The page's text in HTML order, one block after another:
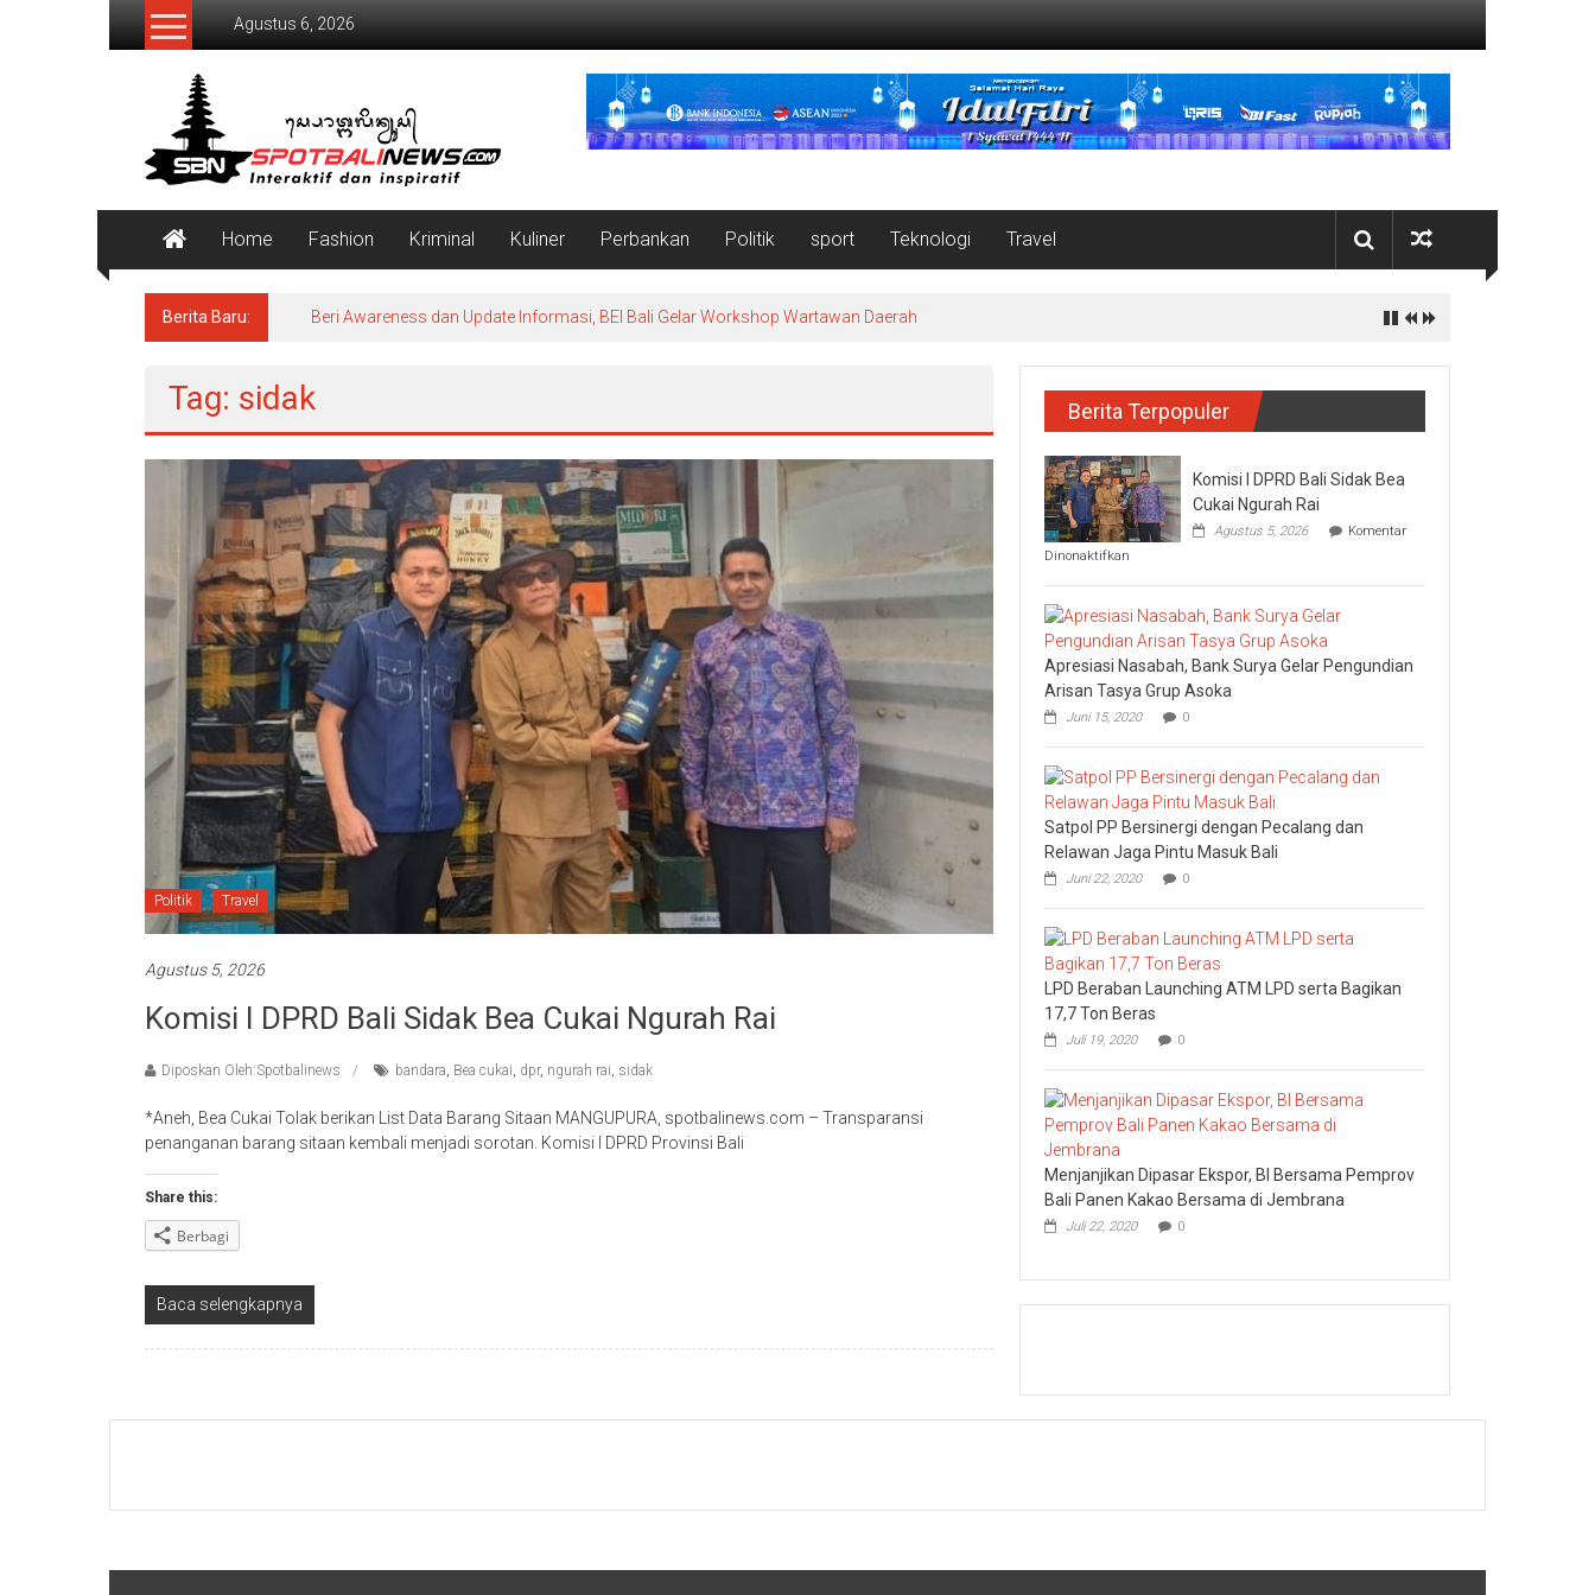
Lompat
Agustus 6, 2026
SpotBaliNews
Home Fashion Kriminal Kuliner Perbankan Politik sport Teknologi Travel
Berita Baru: Beri Awareness dan Update Informasi, BEI Bali Gelar Workshop Wartawan Daerah
Tag: sidak
Politik Travel
Agustus 5, 2026
Komisi I DPRD Bali Sidak Bea Cukai Ngurah Rai
Diposkan Oleh:Spotbalinews bandara, Bea cukai, dpr, ngurah rai, sidak
*Aneh, Bea Cukai Tolak berikan List Data Barang Sitaan MANGUPURA, spotbalinews.com – Transparansi
penanganan barang sitaan kembali menjadi sorotan. Komisi I DPRD Provinsi Bali
Share this:
Berbagi
Baca selengkapnya
Berita Terpopuler
Komisi I DPRD Bali Sidak Bea
Cukai Ngurah Rai
Agustus 5, 2026
Komentar
Dinonaktifkan
I
DPRD
Bali
Sidak
Bea
Cukai
Ngurah
Rai
Apresiasi Nasabah, Bank Surya Gelar Pengundian
Arisan Tasya Grup Asoka
Juni 15, 2020 0
Satpol PP Bersinergi dengan Pecalang dan
Relawan Jaga Pintu Masuk Bali
Juni 22, 2020 0
LPD Beraban Launching ATM LPD serta Bagikan
17,7 Ton Beras
Juli 19, 2020 0
Menjanjikan Dipasar Ekspor, BI Bersama Pemprov
Bali Panen Kakao Bersama di Jembrana
Juli 22, 2020 0